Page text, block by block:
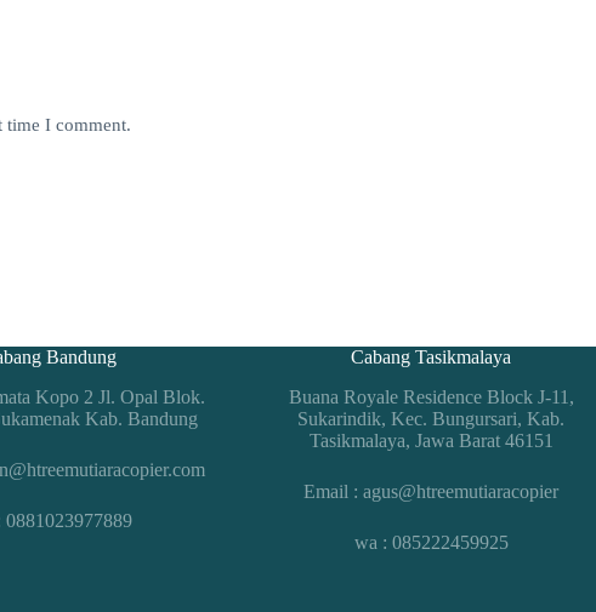
time I comment.
Bandung
Kopo 2 Jl. Opal Blok.
Kab. Bandung
0881023977889
Cabang Tasikmalaya
Buana Royale Residence Block J-11,
Sukarindik, Kec. Bungursari, Kab.
Tasikmalaya, Jawa Barat 46151
Email : agus@htreemutiaracopier
wa : 085222459925